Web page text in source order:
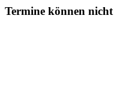
Termine können